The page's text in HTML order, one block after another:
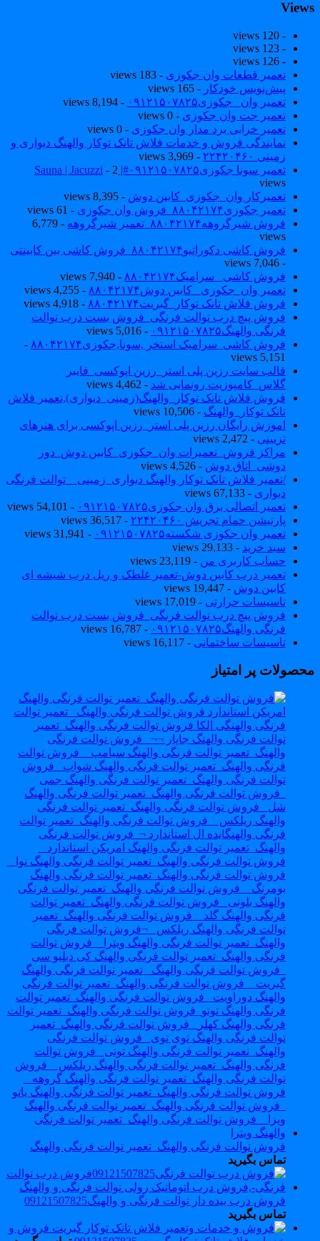
- 120 views
- 123 views
- 126 views
تعمیر قطعات وان جکوزی - 183 views
پیش‌نویس خودکار- 165 views
تعمیر وان _جکوزی۰۹۱۲۱۵۰۷۸۲۵
- 8,194 views
تعمیر جت وان جکوزی - 0 views
تعمیر خرابی برد مدار وان جکوزی - 0 views
نمایندگی فروش و خدمات فلاش تانک توکار والهنگ دیواری و
زمینی ۲۲۴۲۰۴۶۰
- 3,969 views
تعمیر سونا جکوزی۰۹۱۲۱۵۰۷۸۲۵#| Sauna | Jacuzzi
- 2
views
تعمیرکار وان_جکوزی_کابین دوش- 8,395 views
تعمیر جکوزی۸۸۰۴۲۱۷۴_فروش وان جکوزی
- 61 views
فروش شیرگروهه۸۸۰۴۲۱۷۴_تعمیر شیرگروهه
- 6,779
views
فروش کاشی دکوراتیو۸۸۰۴۲۱۷۴_فروش کاشی بین کابینتی
فروش کاشی _سرامیک۸۸۰۴۲۱۷۴
- 7,940 views
تعمیر وان_جکوزی_ کابین دوش۸۸۰۴۲۱۷۴
- 4,255 views
فروش فلاش تانک توکار_گبریت۸۸۰۴۲۱۷۴
- 4,918 views
فروش پیچ درب توالت فرنگی_فروش بست درب توالت
فرنگی والهنگ۰۹۱۲۱۵۰۷۸۲۵
- 5,016 views
فروش کاشی_سرامیک استخر ,سونا,جکوزی۸۸۰۴۲۱۷۴
-
5,151 views
قالب سایت رزین پلی استر_رزین اپوکسی_فایبر
گلاس_کامپوزیت رونمایی شد- 4,462 views
فروش فلاش تانک توکار_والهنگ(زمینی_دیواری),تعمیر فلاش
تانک توکار_والهنگ- 10,506 views
اموزش رایگان رزین پلی استر_رزین اپوکسی برای هنرهای
تزیینی- 2,472 views
مراکز فروش_تعمیرات وان_جکوزی_کابین دوش_دور
دوشی_اتاق دوش- 4,526 views
/تعمیر فلاش تانک توکار والهنگ دیواری_زمینی _ توالت فرنگی
دیواری - 67,133 views
تعمیر اتصالی برق وان جکوزی۰۹۱۲۱۵۰۷۸۲۵
- 54,101 views
پارتیشن حمام تجریش ۲۲۴۲۰۴۶۰
- 36,517 views
تعمیر وان جکوزی شکسته۰۹۱۲۱۵۰۷۸۲۵
- 31,941 views
سبد خرید - 29,133 views
حساب کاربری من- 23,119 views
تعمیر درب کابین دوش-تعمیر غلطک و ریل درب شیشه ای
کابین دوش- 19,447 views
تاسیسات حرارتی- 17,019 views
فروش پیچ درب توالت فرنگی_فروش بست درب توالت
فرنگی والهنگ۰۹۱۲۱۵۰۷۸۲۵
- 16,787 views
تاسیسات ساختمانی- 16,117 views
پر امتیاز
فروش توالت فرنگی والهنگ_تعمیر توالت فرنگی والهنگ
تماس بگیرید
فروش درب بیده دار توالت فرنگی و والهنگ09121507825
تماس بگیرید
فروش و